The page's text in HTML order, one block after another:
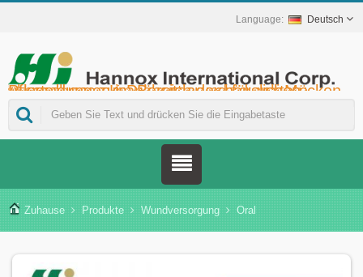
Deutsch
Hannox International Corp. - Wir unterstützen Importeure, Großhändler, Distributoren und Marken im Gesundheitswesen bei der Markteinführung von medikamentenfreien Wund- und Schleimhautpflegeprodukten für Mundgeschwüre, die unterstützende Krebstherapie, den Hautschutz, die Nasenschleimhautpflege und die Wundversorgung zu Hause. Darüber hinaus bieten wir ein breiteres Spektrum an Medizinprodukten zur Diabetesprävention und -behandlung, zur Prävention von durch Mücken übertragenen Krankheiten und für weitere Anwendungen im Bereich der häuslichen Pflege.
Zuhause Produkte Wundversorgung Oral